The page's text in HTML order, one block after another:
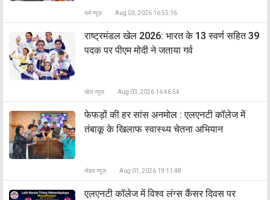
धर्म न्यूज़ Aug 03, 2026 16:55:16
राष्ट्रमंडल खेल 2026: भारत के 13 स्वर्ण सहित 39
पदक पर पीएम मोदी ने जताया गर्व
खेल न्यूज़ Aug 03, 2026 16:46:54
फेफड़ों की हर सांस अनमोल : एलएनटी कॉलेज में
तंबाकू के खिलाफ स्वास्थ्य चेतना अभियान
सेहत न्यूज़ Aug 01, 2026 19:11:48
एलएनटी कॉलेज में विश्व लंग्स कैंसर दिवस पर